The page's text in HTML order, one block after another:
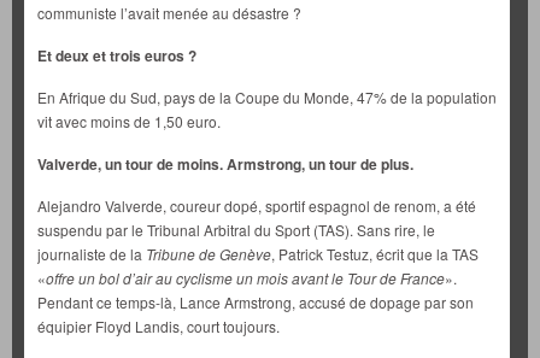
communiste l’avait menée au désastre ?
Et deux et trois euros ?
En Afrique du Sud, pays de la Coupe du Monde, 47% de la population
vit avec moins de 1,50 euro.
Valverde, un tour de moins. Armstrong, un tour de plus.
Alejandro Valverde, coureur dopé, sportif espagnol de renom, a été
suspendu par le Tribunal Arbitral du Sport (TAS). Sans rire, le
journaliste de la Tribune de Genève, Patrick Testuz, écrit que la TAS
«offre un bol d’air au cyclisme un mois avant le Tour de France».
Pendant ce temps-là, Lance Armstrong, accusé de dopage par son
équipier Floyd Landis, court toujours.